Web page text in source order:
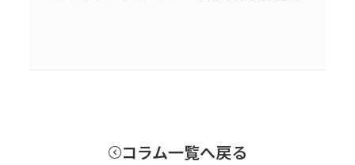
コラム一覧へ戻る